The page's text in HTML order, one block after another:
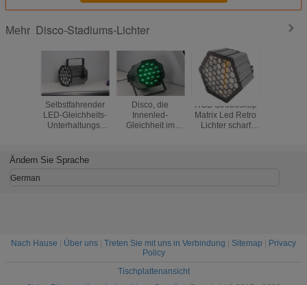
Mehr Disco-Stadiums-Lichter
Selbstfahrender
LED-Gleichheits-
Unterhaltungs-
Freien mit
konstantem
Disco, die
Innenled-
Gleichheit im
RGB Stroboskop
Matrix Led Retro
Lichter scharf
Ändern Sie Sprache
German
Nach Hause Über uns Treten Sie mit uns in Verbindung Sitemap
Privacy
Policy
Tischplattenansicht